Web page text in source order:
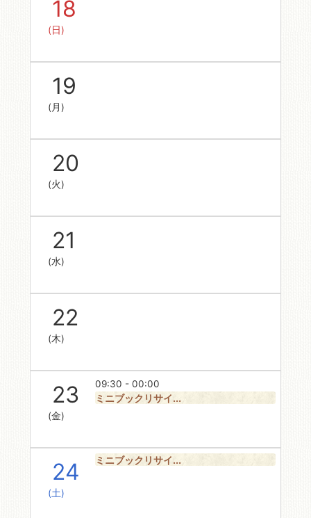
18
(日)
19
(月)
20
(火)
21
(水)
22
(木)
23
(金)
09:30 - 00:00
ミニブックリサイ...
24
(土)
ミニブックリサイ...